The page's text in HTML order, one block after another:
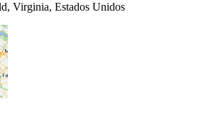
Virginia, Estados Unidos